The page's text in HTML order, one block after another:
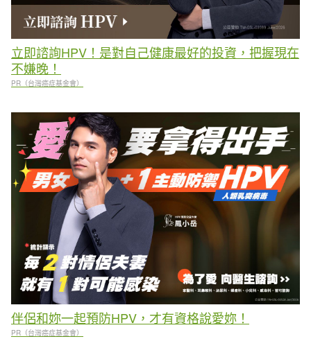
立即諮詢HPV！是對自己健康最好的投資，把握現在
不嫌晚！
PR（台灣癌症基金會）
伴侶和妳一起預防HPV，才有資格說愛妳！
PR（台灣癌症基金會）